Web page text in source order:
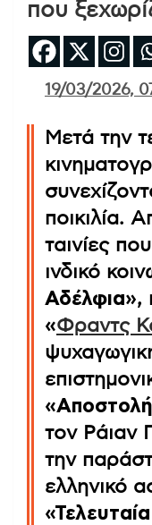
που
19/03/2026,
Μετά την
ποικιλία.
ταινίες
ινδικό
Αδέλφια»,
«Φραντς
τον Ράιαν
την
ελληνικό